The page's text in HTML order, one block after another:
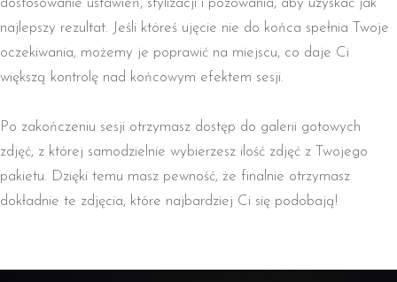
dostosowanie ustawień, stylizacji i pozowania, aby uzyskać jak
najlepszy rezultat. Jeśli któreś ujęcie nie do końca spełnia Twoje
oczekiwania, możemy je poprawić na miejscu, co daje Ci
większą kontrolę nad końcowym efektem sesji.
Po zakończeniu sesji otrzymasz dostęp do galerii gotowych
zdjęć, z której samodzielnie wybierzesz ilość zdjęć z Twojego
pakietu. Dzięki temu masz pewność, że finalnie otrzymasz
dokładnie te zdjęcia, które najbardziej Ci się podobają!